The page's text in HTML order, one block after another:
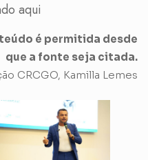
aqui
é permitida desde
que a fonte seja citada.
CRCGO, Kamilla Lemes